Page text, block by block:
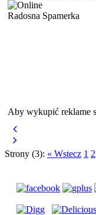
Radosna Spamerka
Aby wykupić reklame
Strony (3): « Wstecz 1 2